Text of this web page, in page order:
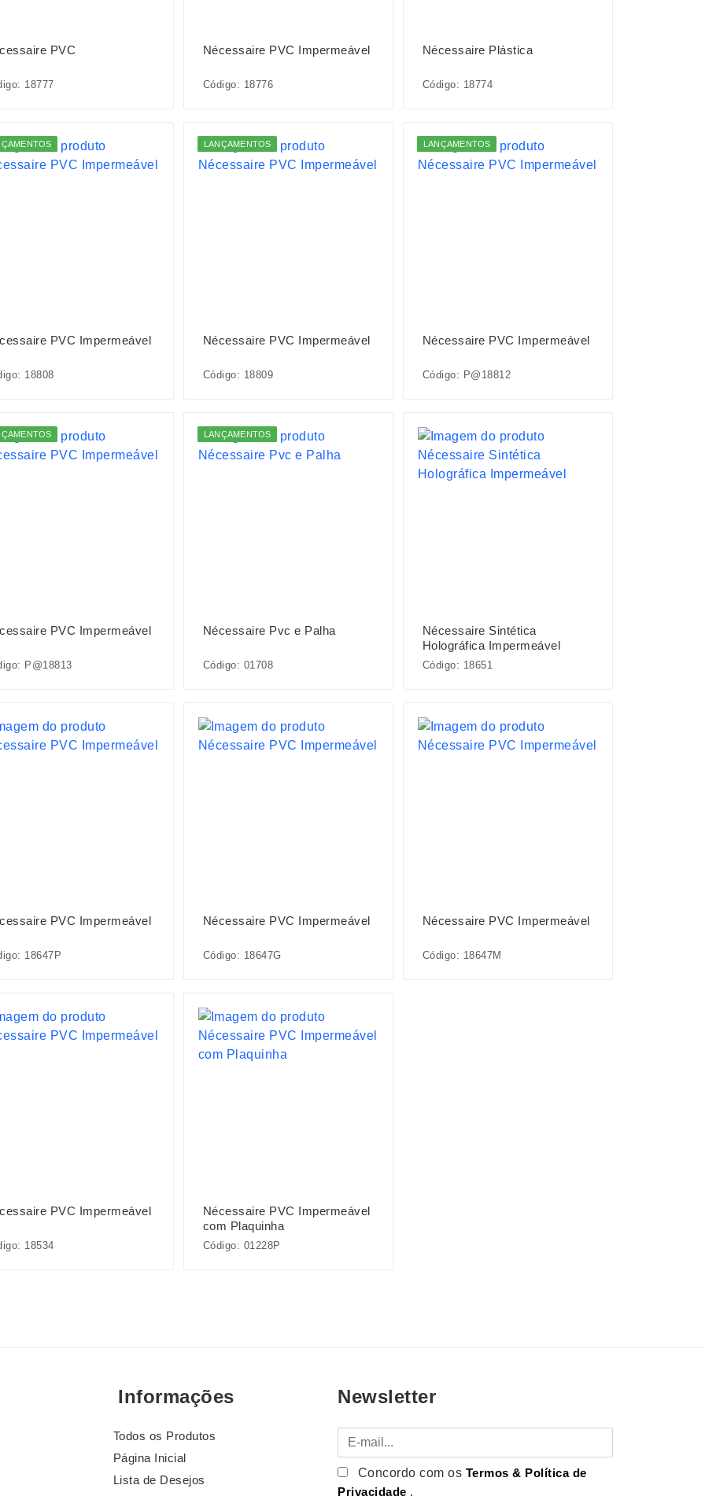
PVC
18777
Nécessaire PVC Impermeável
Código: 18776
Nécessaire Plástica
Código: 18774
PVC Impermeável
18808
LANÇAMENTOS
Nécessaire PVC Impermeável
Código: 18809
LANÇAMENTOS
Nécessaire PVC Impermeável
Código: P@18812
PVC Impermeável
P@18813
LANÇAMENTOS
Nécessaire Pvc e Palha
Código: 01708
Nécessaire Sintética
Holográfica Impermeável
Código: 18651
PVC Impermeável
18647P
Nécessaire PVC Impermeável
Código: 18647G
Nécessaire PVC Impermeável
Código: 18647M
PVC Impermeável
18534
Nécessaire PVC Impermeável
com Plaquinha
Código: 01228P
Informações
Todos os Produtos
Página Inicial
Lista de Desejos
Newsletter
E-mail
Concordo com os Termos & Política de
Privacidade .